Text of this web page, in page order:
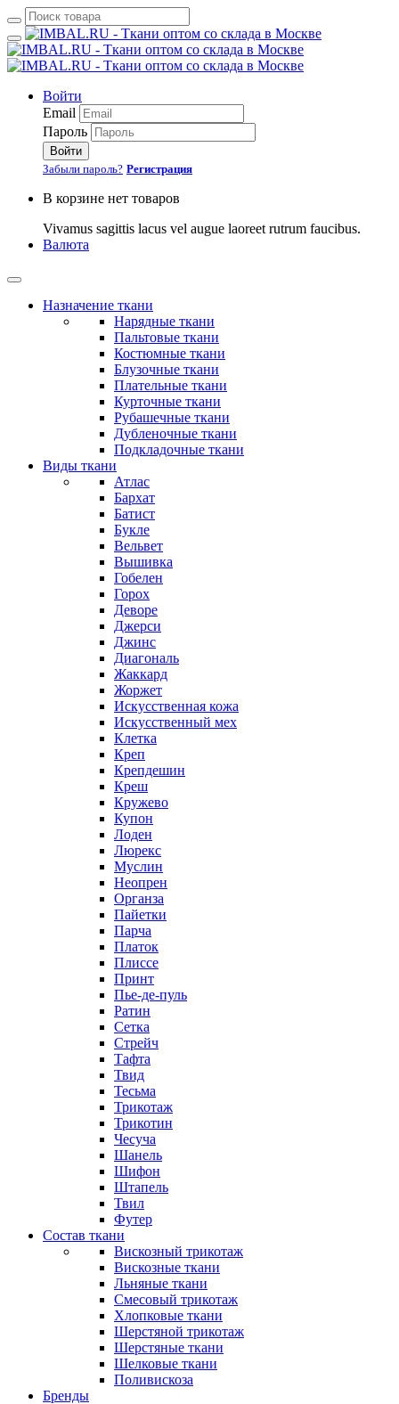
Войти
Email
Пароль
Войти
Забыли пароль? Регистрация
В корзине нет товаров
Vivamus sagittis lacus vel augue laoreet rutrum faucibus.
Валюта
Назначение ткани
Нарядные ткани
Пальтовые ткани
Костюмные ткани
Блузочные ткани
Плательные ткани
Курточные ткани
Рубашечные ткани
Дубленочные ткани
Подкладочные ткани
Виды ткани
Атлас
Бархат
Батист
Букле
Вельвет
Вышивка
Гобелен
Горох
Деворе
Джерси
Джинс
Диагональ
Жаккард
Жоржет
Искусственная кожа
Искусственный мех
Клетка
Креп
Крепдешин
Креш
Кружево
Купон
Лоден
Люрекс
Муслин
Неопрен
Органза
Пайетки
Парча
Платок
Плиссе
Принт
Пье-де-пуль
Ратин
Сетка
Стрейч
Тафта
Твид
Тесьма
Трикотаж
Трикотин
Чесуча
Шанель
Шифон
Штапель
Твил
Футер
Состав ткани
Вискозный трикотаж
Вискозные ткани
Льняные ткани
Смесовый трикотаж
Хлопковые ткани
Шерстяной трикотаж
Шерстяные ткани
Шелковые ткани
Поливискоза
Бренды